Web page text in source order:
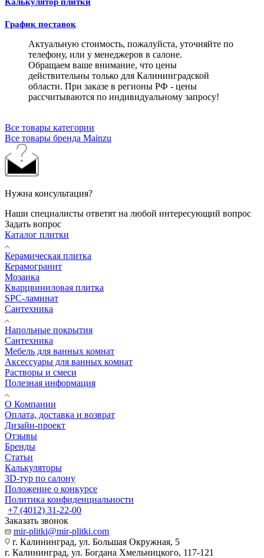
График поставок
Актуальную стоимость, пожалуйста, уточняйте по
телефону, или у менеджеров в салоне.
Обращаем ваше внимание, что цены
действительны только для Калининградской
области. При заказе в регионы РФ - цены
рассчитываются по индивидуальному запросу!
Все товары категории
Все товары бренда Mainzu
Нужна консультация?
Наши специалисты ответят на любой интересующий вопрос
Задать вопрос
Каталог плитки
Керамическая плитка
Керамогранит
Мозаика
Кварцвиниловая плитка
SPC-ламинат
Сантехника
Напольные покрытия
Сантехника
Мебель для ванных комнат
Аксессуары для ванных комнат
Растворы и смеси
Полезная информация
О Компании
Оплата, доставка и возврат
Дизайн-проект
Отзывы
Бренды
Статьи
Калькуляторы
3D-тур по салону
Положение о конкурсе
Политика конфиденциальности
+7 (4012) 31-22-00
Заказать звонок
mir-plitki@mir-plitki.com
г. Калининград, ул. Большая Окружная, 5
г. Калининград, ул. Богдана Хмельницкого, 117-121